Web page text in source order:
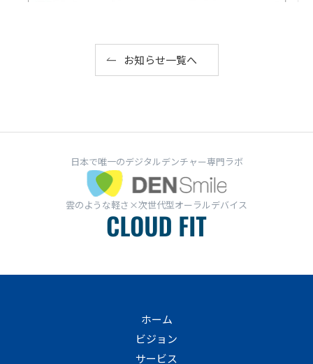
お知らせ一覧へ
日本で唯一のデジタルデンチャー専門ラボ
雲のような軽さ×次世代型オーラルデバイス
ホーム
ビジョン
サービス